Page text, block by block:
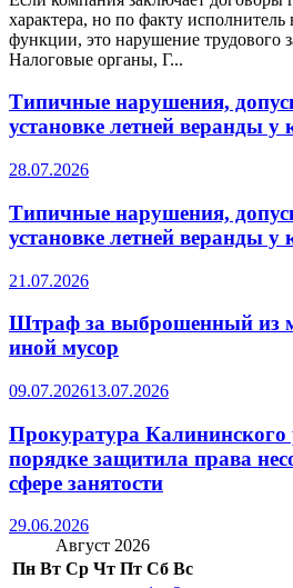
характера, но по факту
функции, это нарушение трудового
Налоговые органы, Г...
Типичные нарушения,
установке летней веранды у
28.07.2026
Типичные нарушения,
установке летней веранды у
21.07.2026
Штраф за выброшенный из
иной мусор
09.07.202613.07.2026
Прокуратура Калининского
порядке защитила права
сфере занятости
29.06.2026
Август 2026
Пн Вт Ср Чт Пт Сб Вс